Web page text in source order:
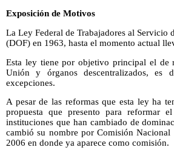
Exposición de Motivos
La Ley Federal de Trabajadores al
(DOF) en 1963, hasta el momento actual
Esta ley tiene por objetivo principal el de
Unión y órganos descentralizados, es
excepciones.
A pesar de las reformas que esta ley ha
propuesta que presento para reformar
instituciones que han cambiado de
cambió su nombre por Comisión
2006 en donde ya aparece como comisión.